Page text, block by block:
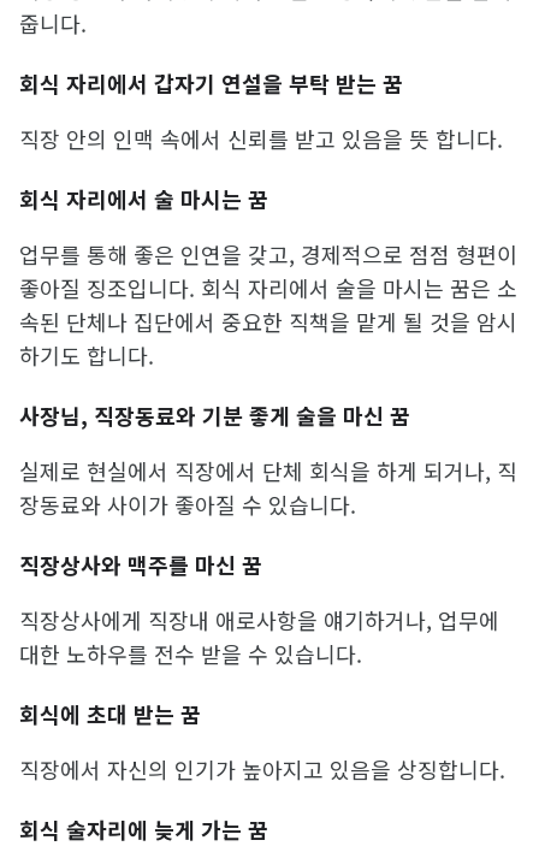
줍니다.
회식 자리에서 갑자기 연설을 부탁 받는 꿈
직장 안의 인맥 속에서 신뢰를 받고 있음을 뜻 합니다.
회식 자리에서 술 마시는 꿈
업무를 통해 좋은 인연을 갖고, 경제적으로 점점 형편이
좋아질 징조입니다. 회식 자리에서 술을 마시는 꿈은 소
속된 단체나 집단에서 중요한 직책을 맡게 될 것을 암시
하기도 합니다.
사장님, 직장동료와 기분 좋게 술을 마신 꿈
실제로 현실에서 직장에서 단체 회식을 하게 되거나, 직
장동료와 사이가 좋아질 수 있습니다.
직장상사와 맥주를 마신 꿈
직장상사에게 직장내 애로사항을 얘기하거나, 업무에
대한 노하우를 전수 받을 수 있습니다.
회식에 초대 받는 꿈
직장에서 자신의 인기가 높아지고 있음을 상징합니다.
회식 술자리에 늦게 가는 꿈